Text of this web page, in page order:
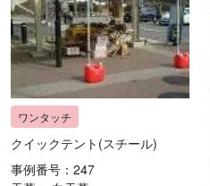
クイックテント(スチール)
事例番号：247